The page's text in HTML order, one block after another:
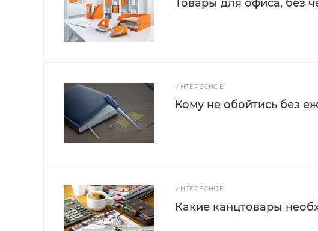
Товары для офиса, без
ИНТЕРЕСНОЕ
Кому не обойтись без
ИНТЕРЕСНОЕ
Какие канцтовары